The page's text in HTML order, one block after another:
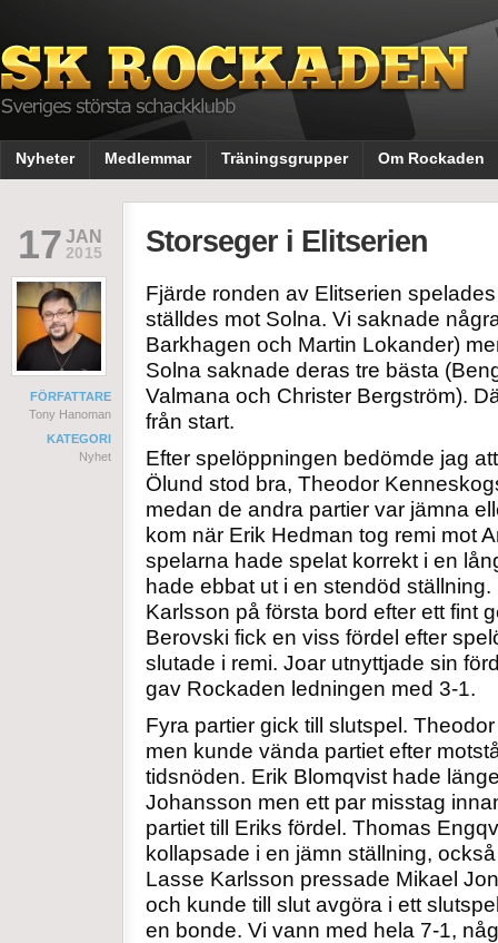
Nyheter Medlemmar Träningsgrupper Om Rockaden
17 JAN
2015
FÖRFATTARE
Tony Hanoman
KATEGORI
Nyhet
Storseger i Elitserien
Fjärde ronden av Elitserien
ställdes mot Solna. Vi saknade
Barkhagen och Martin Lokander)
Solna saknade deras tre bästa
Valmana och Christer Bergström).
från start.
Efter spelöppningen bedömde jag
Ölund stod bra, Theodor
medan de andra partier var jämna
kom när Erik Hedman tog remi mot
spelarna hade spelat korrekt i en
hade ebbat ut i en stendöd
Karlsson på första bord efter ett fint
Berovski fick en viss fördel efter
slutade i remi. Joar utnyttjade sin
gav Rockaden ledningen med 3-1.
Fyra partier gick till slutspel.
men kunde vända partiet efter
tidsnöden. Erik Blomqvist hade
Johansson men ett par misstag
partiet till Eriks fördel. Thomas
kollapsade i en jämn ställning,
Lasse Karlsson pressade Mikael
och kunde till slut avgöra i ett
en bonde. Vi vann med hela 7-1,